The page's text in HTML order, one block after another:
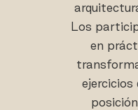
Los
en
ejercicios